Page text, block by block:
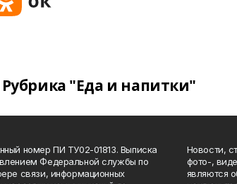
Рубрика "Еда и напитки"
номер ПИ ТУ02-01813. Выписка
Федеральной службы по
связи, информационных
Новости,
фото-,
являются